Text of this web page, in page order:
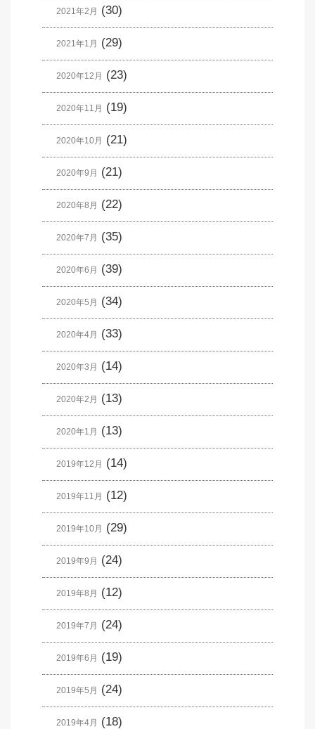
2021年2月 (30)
2021年1月 (29)
2020年12月 (23)
2020年11月 (19)
2020年10月 (21)
2020年9月 (21)
2020年8月 (22)
2020年7月 (35)
2020年6月 (39)
2020年5月 (34)
2020年4月 (33)
2020年3月 (14)
2020年2月 (13)
2020年1月 (13)
2019年12月 (14)
2019年11月 (12)
2019年10月 (29)
2019年9月 (24)
2019年8月 (12)
2019年7月 (24)
2019年6月 (19)
2019年5月 (24)
2019年4月 (18)